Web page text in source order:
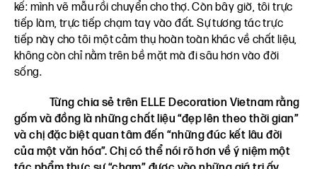
kế: mình vẽ mẫu rồi chuyển cho thợ. Còn bây giờ, tôi trực
tiếp làm, trực tiếp chạm tay vào đất. Sự tương tác trực
tiếp này cho tôi một cảm thụ hoàn toàn khác về chất liệu,
không còn chỉ nằm trên bề mặt mà đi sâu hơn vào đời
sống.
Từng chia sẻ trên ELLE Decoration Vietnam rằng
gốm và đồng là những chất liệu “đẹp lên theo thời gian”
và chị đặc biệt quan tâm đến “những đúc kết lâu đời
của một văn hóa”. Chị có thể nói rõ hơn về ý niệm một